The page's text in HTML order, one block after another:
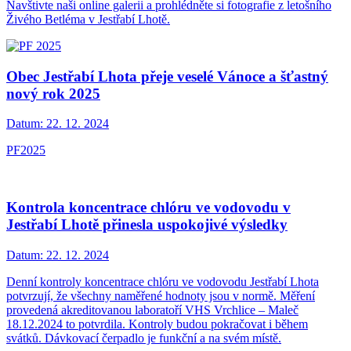
Navštivte naši online galerii a prohlédněte si fotografie z letošního
Živého Betléma v Jestřabí Lhotě.
Obec Jestřabí Lhota přeje veselé Vánoce a šťastný
nový rok 2025
Datum: 22. 12. 2024
PF2025
Kontrola koncentrace chlóru ve vodovodu v
Jestřabí Lhotě přinesla uspokojivé výsledky
Datum: 22. 12. 2024
Denní kontroly koncentrace chlóru ve vodovodu Jestřabí Lhota
potvrzují, že všechny naměřené hodnoty jsou v normě. Měření
provedená akreditovanou laboratoří VHS Vrchlice – Maleč
18.12.2024 to potvrdila. Kontroly budou pokračovat i během
svátků. Dávkovací čerpadlo je funkční a na svém místě.